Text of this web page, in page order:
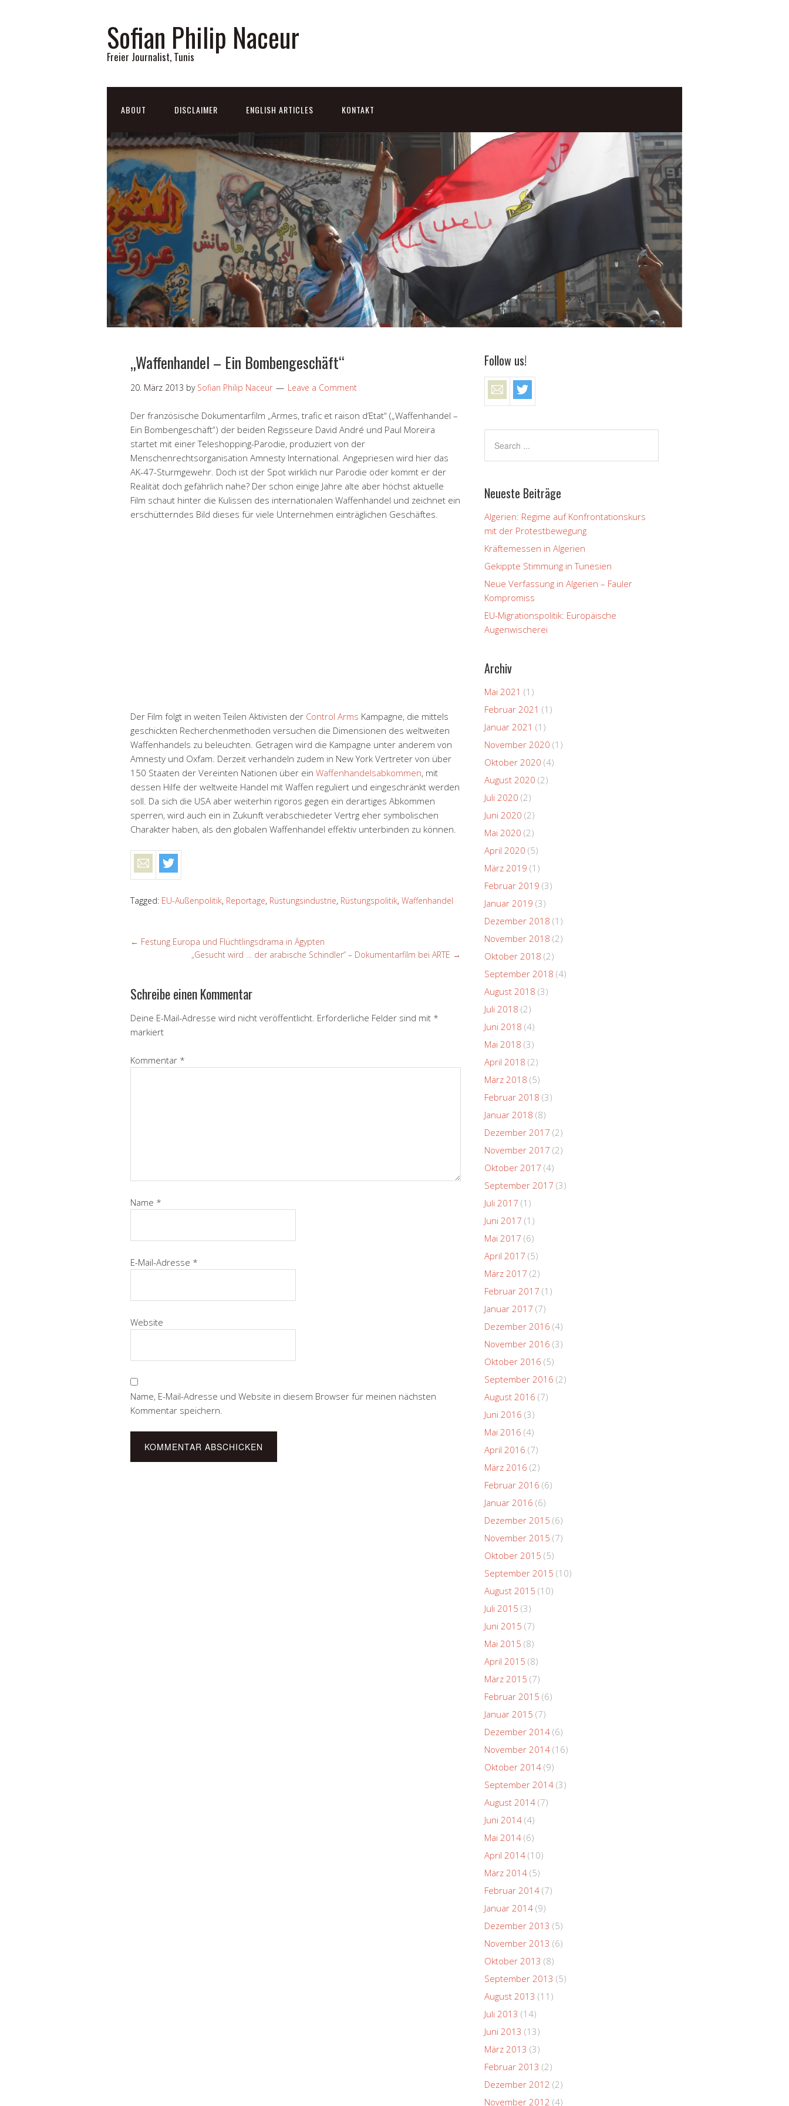
Sofian Philip Naceur
Freier Journalist, Tunis
ABOUT DISCLAIMER ENGLISH ARTICLES KONTAKT
„Waffenhandel – Ein Bombengeschäft“
20. März 2013 by Sofian Philip Naceur Leave a Comment
Der französische Dokumentarfilm „Armes, trafic et raison d’Etat“ („Waffenhandel –
Ein Bombengeschäft“) der beiden Regisseure David André und Paul Moreira
startet mit einer Teleshopping-Parodie, produziert von der
Menschenrechtsorganisation Amnesty International. Angepriesen wird hier das
AK-47-Sturmgewehr. Doch ist der Spot wirklich nur Parodie oder kommt er der
Realität doch gefährlich nahe? Der schon einige Jahre alte aber höchst aktuelle
Film schaut hinter die Kulissen des internationalen Waffenhandel und zeichnet ein
erschütterndes Bild dieses für viele Unternehmen einträglichen Geschäftes.
Der Film folgt in weiten Teilen Aktivisten der Control Arms Kampagne, die mittels
geschickten Recherchenmethoden versuchen die Dimensionen des weltweiten
Waffenhandels zu beleuchten. Getragen wird die Kampagne unter anderem von
Amnesty und Oxfam. Derzeit verhandeln zudem in New York Vertreter von über
150 Staaten der Vereinten Nationen über ein Waffenhandelsabkommen, mit
dessen Hilfe der weltweite Handel mit Waffen reguliert und eingeschränkt werden
soll. Da sich die USA aber weiterhin rigoros gegen ein derartiges Abkommen
sperren, wird auch ein in Zukunft verabschiedeter Vertrg eher symbolischen
Charakter haben, als den globalen Waffenhandel effektiv unterbinden zu können.
Tagged: EU-Außenpolitik, Reportage, Rüstungsindustrie, Rüstungspolitik, Waffenhandel
← Festung Europa und Flüchtlingsdrama in Ägypten
„Gesucht wird … der arabische Schindler“ – Dokumentarfilm bei ARTE →
Schreibe einen Kommentar
Deine E-Mail-Adresse wird nicht veröffentlicht. Erforderliche Felder sind mit *
markiert
Kommentar *
Name *
E-Mail-Adresse *
Website
Name, E-Mail-Adresse und Website in diesem Browser für meinen nächsten
Kommentar speichern.
Follow us!
Neueste Beiträge
Algerien: Regime auf Konfrontationskurs
mit der Protestbewegung
Kräftemessen in Algerien
Gekippte Stimmung in Tunesien
Neue Verfassung in Algerien – Fauler
Kompromiss
EU-Migrationspolitik: Europäische
Augenwischerei
Archiv
Mai 2021 (1)
Februar 2021 (1)
Januar 2021 (1)
November 2020 (1)
Oktober 2020 (4)
August 2020 (2)
Juli 2020 (2)
Juni 2020 (2)
Mai 2020 (2)
April 2020 (5)
März 2019 (1)
Februar 2019 (3)
Januar 2019 (3)
Dezember 2018 (1)
November 2018 (2)
Oktober 2018 (2)
September 2018 (4)
August 2018 (3)
Juli 2018 (2)
Juni 2018 (4)
Mai 2018 (3)
April 2018 (2)
März 2018 (5)
Februar 2018 (3)
Januar 2018 (8)
Dezember 2017 (2)
November 2017 (2)
Oktober 2017 (4)
September 2017 (3)
Juli 2017 (1)
Juni 2017 (1)
Mai 2017 (6)
April 2017 (5)
März 2017 (2)
Februar 2017 (1)
Januar 2017 (7)
Dezember 2016 (4)
November 2016 (3)
Oktober 2016 (5)
September 2016 (2)
August 2016 (7)
Juni 2016 (3)
Mai 2016 (4)
April 2016 (7)
März 2016 (2)
Februar 2016 (6)
Januar 2016 (6)
Dezember 2015 (6)
November 2015 (7)
Oktober 2015 (5)
September 2015 (10)
August 2015 (10)
Juli 2015 (3)
Juni 2015 (7)
Mai 2015 (8)
April 2015 (8)
März 2015 (7)
Februar 2015 (6)
Januar 2015 (7)
Dezember 2014 (6)
November 2014 (16)
Oktober 2014 (9)
September 2014 (3)
August 2014 (7)
Juni 2014 (4)
Mai 2014 (6)
April 2014 (10)
März 2014 (5)
Februar 2014 (7)
Januar 2014 (9)
Dezember 2013 (5)
November 2013 (6)
Oktober 2013 (8)
September 2013 (5)
August 2013 (11)
Juli 2013 (14)
Juni 2013 (13)
März 2013 (3)
Februar 2013 (2)
Dezember 2012 (2)
November 2012 (4)